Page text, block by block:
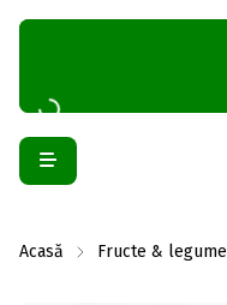
Acasă Fructe & legume